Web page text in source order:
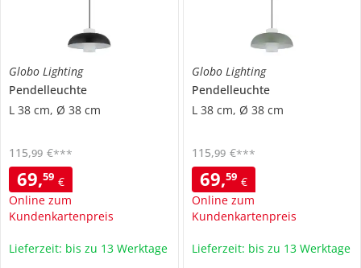
Globo Lighting
Pendelleuchte
L 38 cm, Ø 38 cm
69,59 €
Online zum
Kundenkartenpreis
115,99 €***
Lieferzeit: bis zu 13 Werktage
Globo Lighting
Pendelleuchte
L 38 cm, Ø 38 cm
69,59 €
Online zum
Kundenkartenpreis
115,99 €***
Lieferzeit: bis zu 13 Werktage